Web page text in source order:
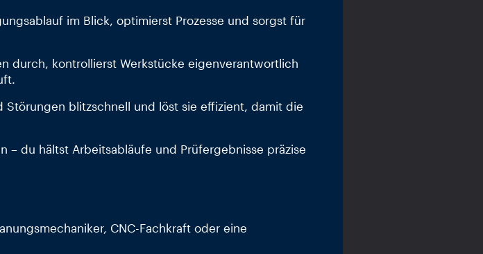
im Blick, optimierst Prozesse und sorgst für
durch, kontrollierst Werkstücke eigenverantwortlich
Störungen blitzschnell und löst sie effizient, damit die
– du hältst Arbeitsabläufe und Prüfergebnisse präzise
CNC-Fachkraft oder eine